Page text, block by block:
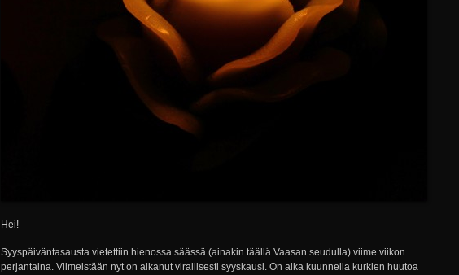
Hei!
Syyspäiväntasausta vietettiin hienossa säässä (ainakin täällä Vaasan seudulla) viime viikon
perjantaina. Viimeistään nyt on alkanut virallisesti syyskausi. On aika kuunnella kurkien huutoa